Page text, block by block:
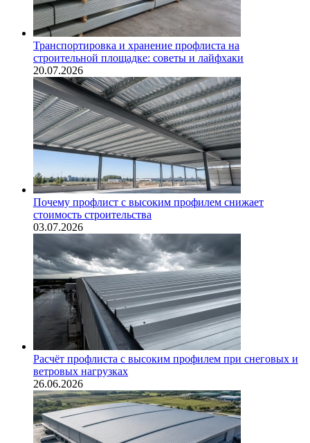
Транспортировка и хранение профлиста на
строительной площадке: советы и лайфхаки
20.07.2026
Почему профлист с высоким профилем снижает
стоимость строительства
03.07.2026
Расчёт профлиста с высоким профилем при снеговых и
ветровых нагрузках
26.06.2026